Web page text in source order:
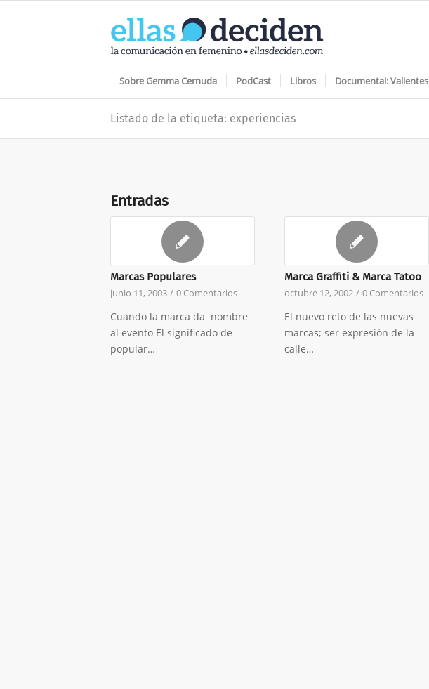
Sobre Gemma Cernuda PodCast Libros Documental: Valientes
Listado de la etiqueta: experiencias
Entradas
Marcas Populares
junio 11, 2003 / 0 Comentarios
Cuando la marca da nombre
al evento El significado de
popular…
Marca Graffiti & Marca Tatoo
octubre 12, 2002 / 0 Comentarios
El nuevo reto de las nuevas
marcas; ser expresión de la
calle…